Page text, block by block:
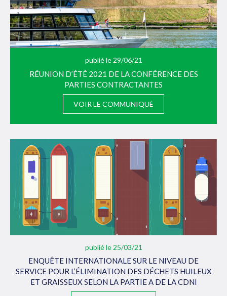
publié le 29/06/21
RÉUNION D’ÉTÉ 2021 DE LA CONFÉRENCE DES
PARTIES CONTRACTANTES
VOIR LE COMMUNIQUÉ
publié le 25/03/21
ENQUÊTE INTERNATIONALE SUR LE NIVEAU DE
SERVICE POUR L’ÉLIMINATION DES DÉCHETS HUILEUX
ET GRAISSEUX SELON LA PARTIE A DE LA CDNI